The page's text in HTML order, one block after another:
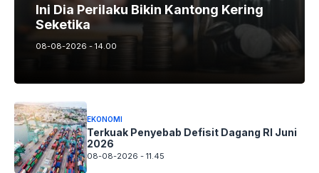
Ini Dia Perilaku Bikin Kantong Kering
Seketika
08-08-2026 - 14.00
EKONOMI
Terkuak Penyebab Defisit Dagang RI Juni
2026
08-08-2026 - 11.45